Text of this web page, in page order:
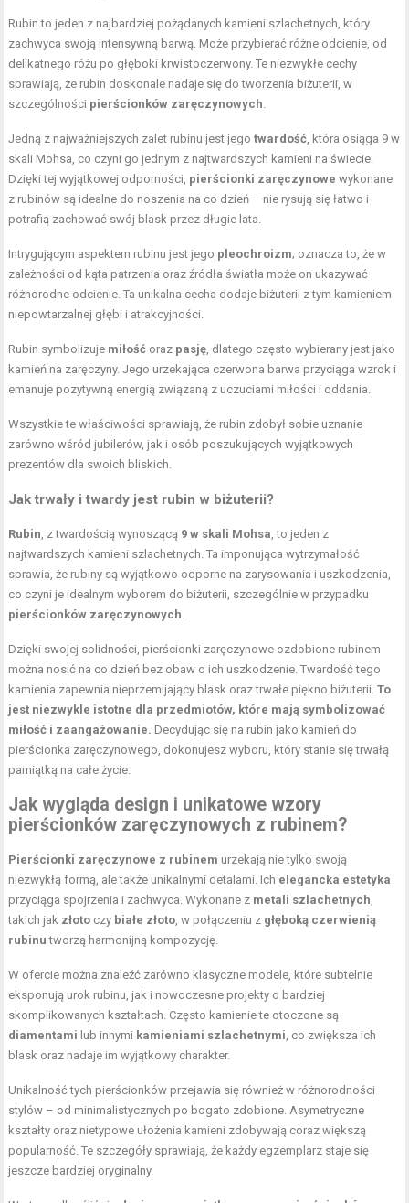
Rubin to jeden z najbardziej pożądanych kamieni szlachetnych, który
zachwyca swoją intensywną barwą. Może przybierać różne odcienie, od
delikatnego różu po głęboki krwistoczerwony. Te niezwykłe cechy
sprawiają, że rubin doskonale nadaje się do tworzenia biżuterii, w
szczególności pierścionków zaręczynowych
Jedną z najważniejszych zalet rubinu jest jegotwardość , która osiąga 9 w
skali Mohsa, co czyni go jednym z najtwardszych kamieni na świecie.
Dzięki tej wyjątkowej odporności, pierścionki zaręczynowe wykonane
z rubinów są idealne do noszenia na co dzień – nie rysują się łatwo i
potrafią zachować swój blask przez długie lata.
Intrygującym aspektem rubinu jest jego pleochroizm; oznacza to, że w
zależności od kąta patrzenia oraz źródła światła może on ukazywać
różnorodne odcienie. Ta unikalna cecha dodaje biżuterii z tym kamieniem
niepowtarzalnej głębi i atrakcyjności.
Rubin symbolizuje miłość oraz pasję , dlatego często wybierany jest jako
kamień na zaręczyny. Jego urzekająca czerwona barwa przyciąga wzrok i
emanuje pozytywną energią związaną z uczuciami miłości i oddania.
Wszystkie te właściwości sprawiają, że rubin zdobył sobie uznanie
zarówno wśród jubilerów, jak i osób poszukujących wyjątkowych
prezentów dla swoich bliskich.
Jak trwały i twardy jest rubin w biżuterii?
Rubin , z twardością wynoszącą 9 w skali Mohsa , to jeden z
najtwardszych kamieni szlachetnych. Ta imponująca wytrzymałość
sprawia, że rubiny są wyjątkowo odporne na zarysowania i uszkodzenia,
co czyni je idealnym wyborem do biżuterii, szczególnie w przypadku
pierścionków zaręczynowych
Dzięki swojej solidności, pierścionki zaręczynowe ozdobione rubinem
można nosić na co dzień bez obaw o ich uszkodzenie. Twardość tego
kamienia zapewnia nieprzemijający blask oraz trwałe piękno biżuterii.To
jest niezwykle istotne dla przedmiotów, które mają symbolizować
miłość i zaangażowanie. Decydując się na rubin jako kamień do
pierścionka zaręczynowego, dokonujesz wyboru, który stanie się trwałą
pamiątką na całe życie.
Jak wygląda design i unikatowe wzory
pierścionków zaręczynowych z rubinem?
Pierścionki zaręczynowe z rubinem urzekają nie tylko swoją
niezwykłą formą, ale także unikalnymi detalami. Ich elegancka estetyka
przyciąga spojrzenia i zachwyca. Wykonane z metali szlachetnych
takich jak złoto czy białe złoto , w połączeniu z głęboką czerwienią
rubinu tworzą harmonijną kompozycję.
W ofercie można znaleźć zarówno klasyczne modele, które subtelnie
eksponują urok rubinu, jak i nowoczesne projekty o bardziej
skomplikowanych kształtach. Często kamienie te otoczone są
diamentami lub innymi kamieniami szlachetnymi , co zwiększa ich
blask oraz nadaje im wyjątkowy charakter.
Unikalność tych pierścionków przejawia się również w różnorodności
stylów – od minimalistycznych po bogato zdobione. Asymetryczne
kształty oraz nietypowe ułożenia kamieni zdobywają coraz większą
popularność. Te szczegóły sprawiają, że każdy egzemplarz staje się
jeszcze bardziej oryginalny.